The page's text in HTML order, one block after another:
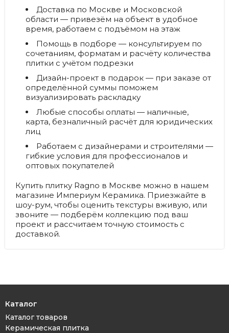
Доставка по Москве и Московской
области — привезём на объект в удобное
время, работаем с подъёмом на этаж
Помощь в подборе — консультируем по
сочетаниям, форматам и расчёту количества
плитки с учётом подрезки
Дизайн-проект в подарок — при заказе от
определённой суммы поможем
визуализировать раскладку
Любые способы оплаты — наличные,
карта, безналичный расчёт для юридических
лиц
Работаем с дизайнерами и строителями —
гибкие условия для профессионалов и
оптовых покупателей
Купить плитку Ragno в Москве можно в нашем
магазине Империум Керамика. Приезжайте в
шоу-рум, чтобы оценить текстуры вживую, или
звоните — подберём коллекцию под ваш
проект и рассчитаем точную стоимость с
доставкой.
Каталог
Каталог товаров
Керамическая плитка